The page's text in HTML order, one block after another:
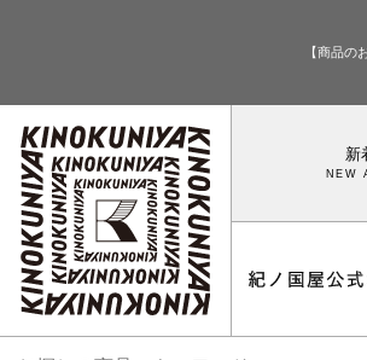
【商品の
新